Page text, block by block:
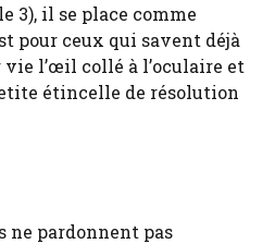
3), il se place comme
pour ceux qui savent déjà
vie l’œil collé à l’oculaire et
étincelle de résolution
ne pardonnent pas